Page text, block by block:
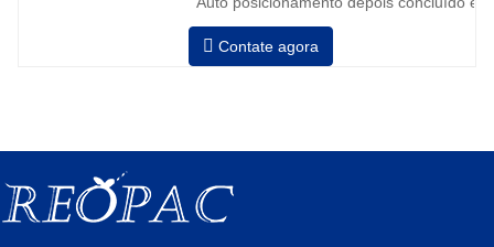
aprox
velocidade, alongamento força pode ser
Pneumático topo placa para pressionar
Contate agora